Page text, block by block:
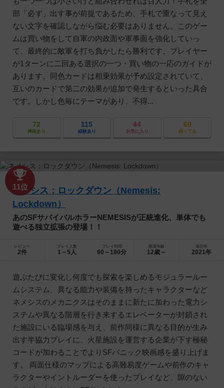
部「必ず」出す事が前提であるため、手札で重なって見え
ない文字を確認しながら悩む必要はありません。このゲー
ムは買い物をして自軍の内政面や軍事面を強化していっ
て、最終的に敵軍を打ち負かしたら勝利です。プレイヤー
が1ターンに二回ある選択の一つ・買い物の一応のガイドが
あります。同色カードは相乗効果が予め設定されていて、
互いのカードで第二の効果が追加で発生するといった具合
です。しかし色毎にテーマがあり、不得...
72
興味あり
115
経験あり
44
お気に入り
60
持ってる
11位
ネメシス：ロックダウン（Nemesis:
Lockdown）
あのSFサバイバルホラーNEMESISが正統進化、単体でも
遊べる独立拡張の登場！！
レビュー
2件
プレイ人数
1～5人
プレイ時間
90～180分
推奨年齢
12歳～
発売年
2021年
遊ぶたびに変化し何度でも探索を楽しめるモジュラールー
ムシステム、異なる能力や装備を持ったキャラクターなど
ネメシスのメカニクスはそのままに新たに加わった電力シ
ステムや異なる階層を行き来するエレベーターが封鎖され
た施設にいる臨場感を与え、前作同様に異なる目的が生み
出す半協力プレイに、火星施設を運営する企業が下す極秘
コードが加わることでよりSFパニック映画感を盛り上げま
す。 両面仕様のマップによる高難易度ゲームや前作のキャ
ラクターやイントルーダーを使ったプレイなど、隙のない